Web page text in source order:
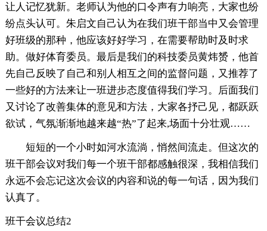
让人记忆犹新。老师认为他的口令声有力响亮，大家也纷
纷点头认可。朱启文自己认为在我们班干部当中又会管理
好班级的那种，他应该好好学习，在需要帮助时及时求
助。做好体育委员。最后是我们的科技委员黄炜赟，他首
先自己反映了自己和别人相互之间的监督问题，又推荐了
一些好的方法来让一班进步态度值得我们学习。后面我们
又讨论了改善集体的意见和方法，大家各抒己见，都跃跃
欲试，气氛渐渐地越来越“热”了起来,场面十分壮观……
短短的一个小时如河水流淌，悄然间流走。但这次的
班干部会议对我们每一个班干部都感触很深，我相信我们
永远不会忘记这次会议的内容和说的每一句话，因为我们
认真了。
班干会议总结2